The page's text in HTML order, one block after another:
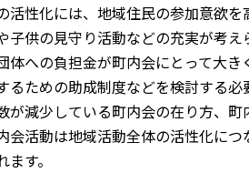
活性化には、地域住民の参加意欲
子供の見守り活動などの充実が考え
体への負担金が町内会にとって大
るための助成制度などを検討する必
減少している町内会の在り方、町
会活動は地域活動全体の活性化に
す。